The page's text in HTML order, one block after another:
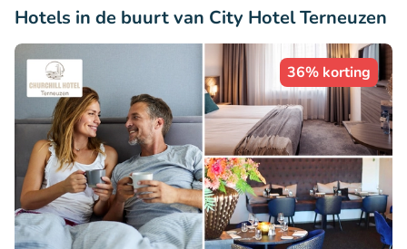
Hotels in de buurt van City Hotel Terneuzen
36% korting